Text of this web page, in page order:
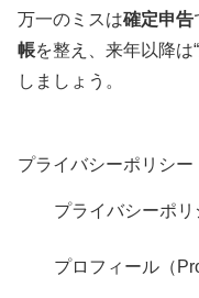
万一のミスは確定申告
帳を整え、来年以降は
しましょう。
プライバシーポリシー
プライバシーポリ
プロフィール（